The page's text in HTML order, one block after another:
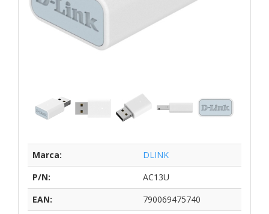
Marca:
DLINK
P/N:
AC13U
EAN:
790069475740